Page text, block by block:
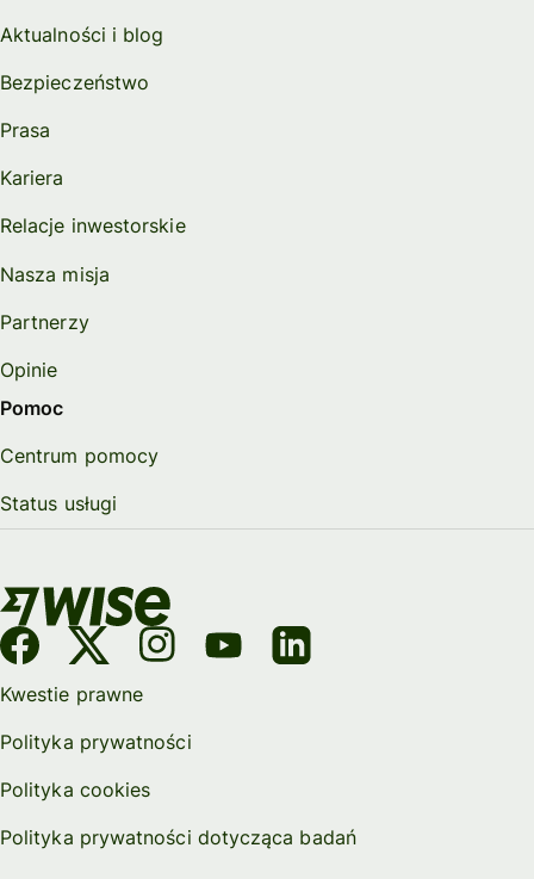
Aktualności i blog
Bezpieczeństwo
Prasa
Kariera
Relacje inwestorskie
Nasza misja
Partnerzy
Opinie
Pomoc
Centrum pomocy
Status usługi
Kwestie prawne
Polityka prywatności
Polityka cookies
Polityka prywatności dotycząca badań